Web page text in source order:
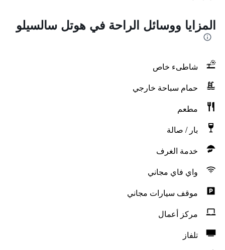
المزايا ووسائل الراحة في هوتل سالسيلو
شاطىء خاص
حمام سباحة خارجي
مطعم
بار / صالة
خدمة الغرف
واي فاي مجاني
موقف سيارات مجاني
مركز أعمال
تلفاز